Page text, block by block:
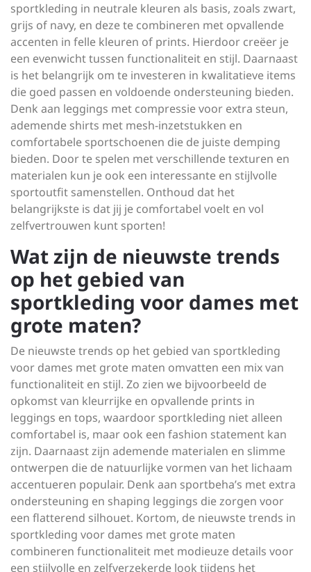
sportkleding in neutrale kleuren als basis, zoals zwart,
grijs of navy, en deze te combineren met opvallende
accenten in felle kleuren of prints. Hierdoor creëer je
een evenwicht tussen functionaliteit en stijl. Daarnaast
is het belangrijk om te investeren in kwalitatieve items
die goed passen en voldoende ondersteuning bieden.
Denk aan leggings met compressie voor extra steun,
ademende shirts met mesh-inzetstukken en
comfortabele sportschoenen die de juiste demping
bieden. Door te spelen met verschillende texturen en
materialen kun je ook een interessante en stijlvolle
sportoutfit samenstellen. Onthoud dat het
belangrijkste is dat jij je comfortabel voelt en vol
zelfvertrouwen kunt sporten!
Wat zijn de nieuwste trends
op het gebied van
sportkleding voor dames met
grote maten?
De nieuwste trends op het gebied van sportkleding
voor dames met grote maten omvatten een mix van
functionaliteit en stijl. Zo zien we bijvoorbeeld de
opkomst van kleurrijke en opvallende prints in
leggings en tops, waardoor sportkleding niet alleen
comfortabel is, maar ook een fashion statement kan
zijn. Daarnaast zijn ademende materialen en slimme
ontwerpen die de natuurlijke vormen van het lichaam
accentueren populair. Denk aan sportbeha’s met extra
ondersteuning en shaping leggings die zorgen voor
een flatterend silhouet. Kortom, de nieuwste trends in
sportkleding voor dames met grote maten
combineren functionaliteit met modieuze details voor
een stijlvolle en zelfverzekerde look tijdens het